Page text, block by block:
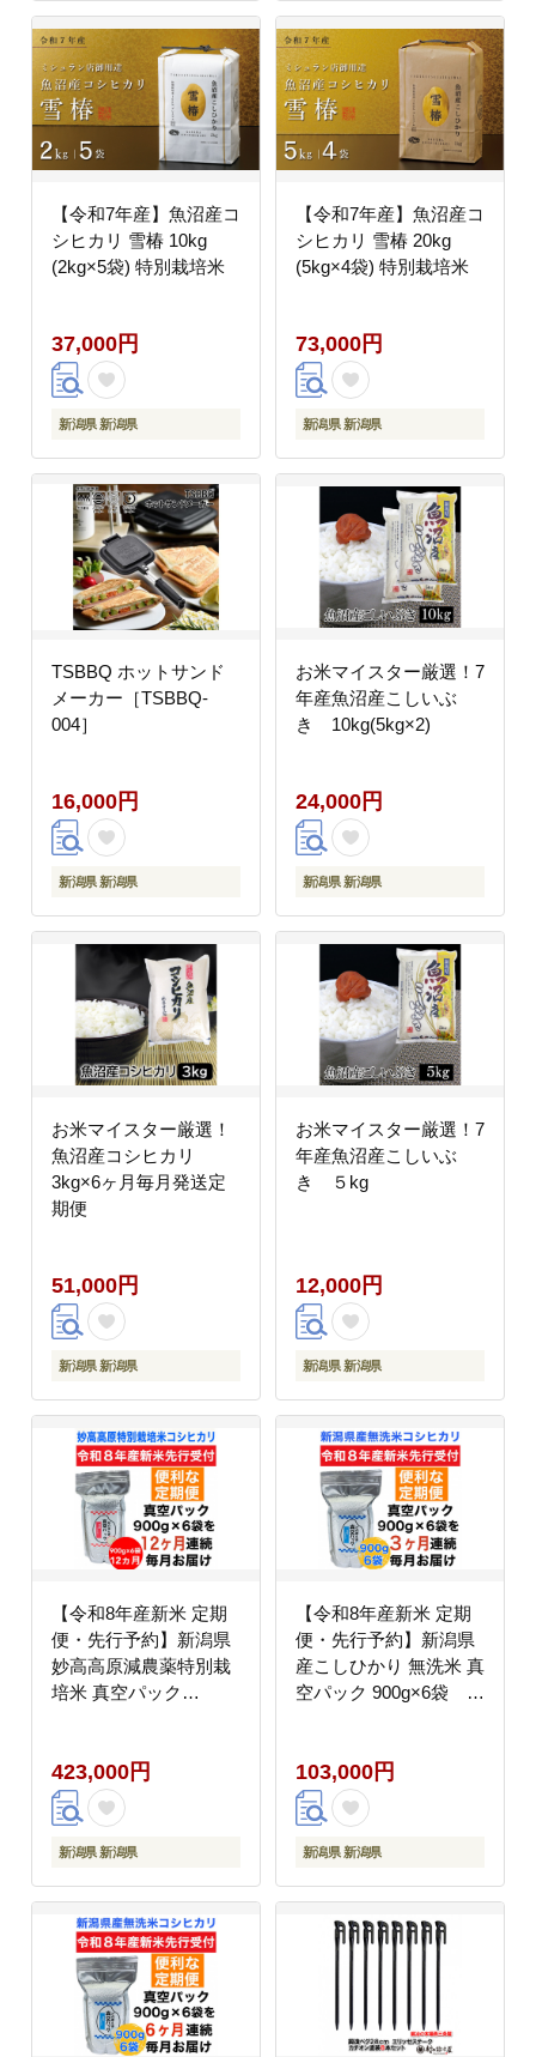
【令和7年産】魚沼産コ
シヒカリ 雪椿 10kg
(2kg×5袋) 特別栽培米
37,000円
新潟県 新潟県
【令和7年産】魚沼産コ
シヒカリ 雪椿 20kg
(5kg×4袋) 特別栽培米
73,000円
新潟県 新潟県
TSBBQ ホットサンド
メーカー［TSBBQ-
004］
16,000円
新潟県 新潟県
お米マイスター厳選！7
年産魚沼産こしいぶ
き 10kg(5kg×2)
24,000円
新潟県 新潟県
お米マイスター厳選！
魚沼産コシヒカリ
3kg×6ヶ月毎月発送定
期便
51,000円
新潟県 新潟県
お米マイスター厳選！7
年産魚沼産こしいぶ
き ５kg
12,000円
新潟県 新潟県
【令和8年産新米 定期
便・先行予約】新潟県
妙高高原減農薬特別栽
培米 真空パック
423,000円
新潟県 新潟県
【令和8年産新米 定期
便・先行予約】新潟県
産こしひかり 無洗米 真
空パック 900g×6袋 全
103,000円
新潟県 新潟県